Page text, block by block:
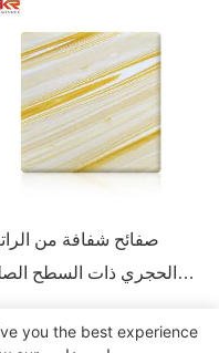
صفائح شفافة من
الحجري ذات السطح
you the best experience